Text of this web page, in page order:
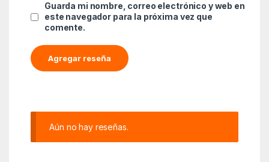
Guarda mi nombre, correo electrónico y web en
este navegador para la próxima vez que
comente.
Aún no hay reseñas.